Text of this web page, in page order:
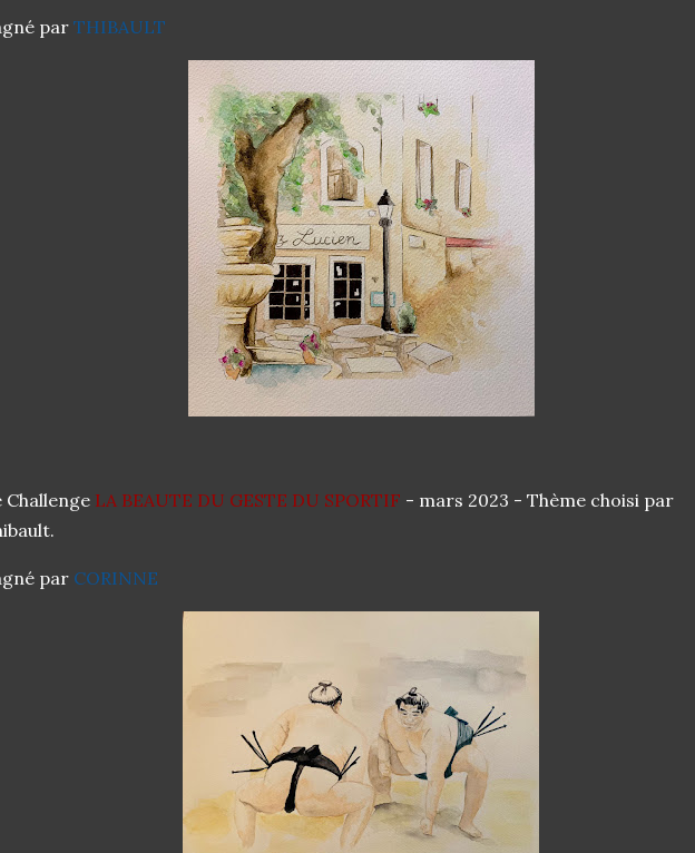
par THIBAULT
Challenge LA BEAUTE DU GESTE DU SPORTIF - mars 2023 - Thème choisi par
par CORINNE